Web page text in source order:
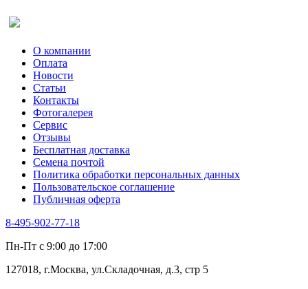
О компании
Оплата
Новости
Статьи
Контакты
Фотогалерея​
Сервис
Отзывы
Бесплатная доставка
Семена почтой
Политика обработки персональных данных
Пользовательское соглашение
Публичная оферта
8-495-902-77-18
Пн-Пт с 9:00 до 17:00
127018, г.Москва, ул.Складочная, д.3, стр 5